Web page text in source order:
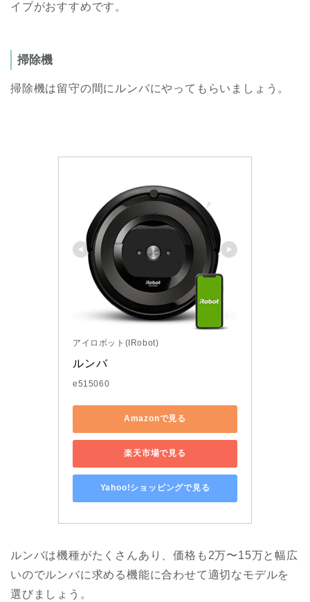
イプがおすすめです。
掃除機
掃除機は留守の間にルンバにやってもらいましょう。
アイロボット(IRobot)
ルンバ
e515060
Amazonで見る
楽天市場で見る
Yahoo!ショッピングで見る
ルンバは機種がたくさんあり、価格も2万〜15万と幅広
いのでルンバに求める機能に合わせて適切なモデルを
選びましょう。